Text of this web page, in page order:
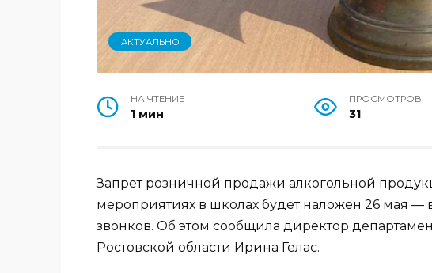
АКТУАЛЬНО
НА ЧТЕНИЕ
1 мин
ПРОСМОТРОВ
31
Запрет розничной продажи алкогольной
мероприятиях в школах будет наложен 26 мая
звонков. Об этом сообщила директор
Ростовской области Ирина Гелас.